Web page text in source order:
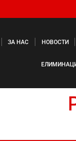
ЗА НАС НОВОСТИ